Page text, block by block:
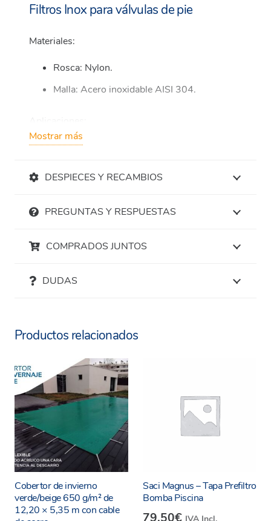
Filtros Inox para válvulas de pie
Materiales:
Rosca: Nylon.
Malla: Acero inoxidable AISI 304.
Agua, aire y fluidos no agresivos.
Mostrar más
DESPIECES Y RECAMBIOS
PREGUNTAS Y RESPUESTAS
COMPRADOS JUNTOS
DUDAS
Productos relacionados
Cobertor de invierno
verde/beige 650 g/m² de
12,20 × 5,35 m con cable
Saci Magnus – Tapa Prefiltro
Bomba Piscina